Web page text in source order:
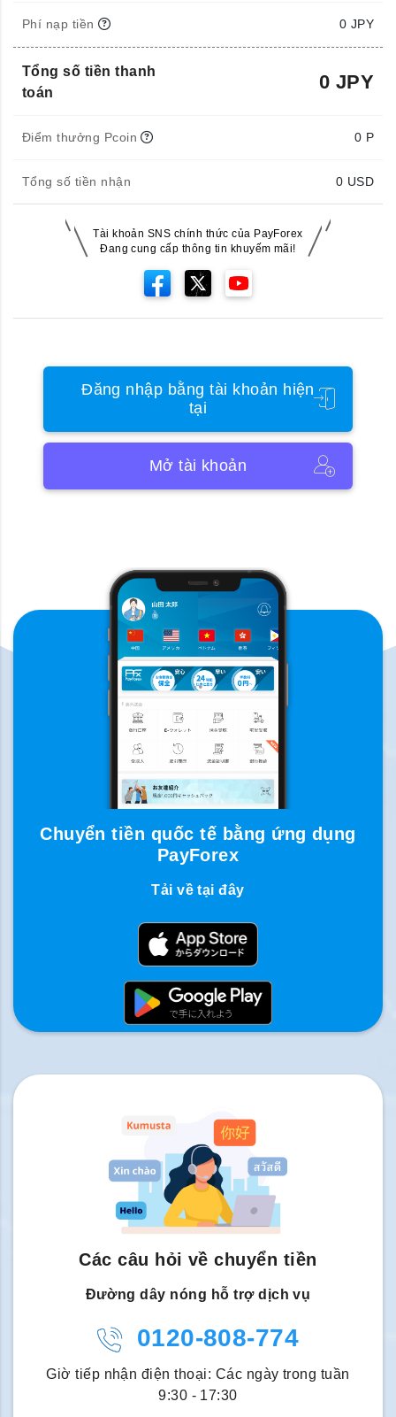
Phí nạp tiền 0 JPY
Tổng số tiền thanh
toán
0 JPY
Điểm thưởng Pcoin 0 P
Tổng số tiền nhận 0 USD
Tài khoản SNS chính thức của PayForex
Đang cung cấp thông tin khuyếm mãi!
Đăng nhập bằng tài khoản hiện
tại
Mở tài khoản
Chuyển tiền quốc tế bằng ứng dụng
PayForex
Tải về tại đây
Các câu hỏi về chuyển tiền
Đường dây nóng hỗ trợ dịch vụ
0120-808-774
Giờ tiếp nhận điện thoại: Các ngày trong tuần
9:30 - 17:30